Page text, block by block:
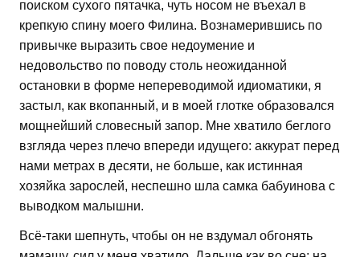
поиском сухого пятачка, чуть носом не въехал в
крепкую спину моего Филина. Вознамерившись по
привычке выразить свое недоумение и
недовольство по поводу столь неожиданной
остановки в форме непереводимой идиоматики, я
застыл, как вкопанный, и в моей глотке образовался
мощнейший словесный запор. Мне хватило беглого
взгляда через плечо впереди идущего: аккурат перед
нами метрах в десяти, не больше, как истинная
хозяйка зарослей, неспешно шла самка бабуинова с
выводком малышни.
Всё-таки шепнуть, чтобы он не вздумал обгонять